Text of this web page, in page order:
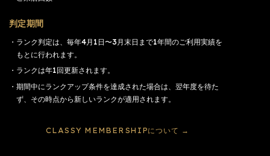
判定期間
ランク判定は、毎年4月1日〜3月末日まで1年間のご利用実績を
もとに行われます。
ランクは年1回更新されます。
期間中にランクアップ条件を達成された場合は、翌年度を待た
ず、その時点から新しいランクが適用されます。
CLASSY MEMBERSHIPについて →